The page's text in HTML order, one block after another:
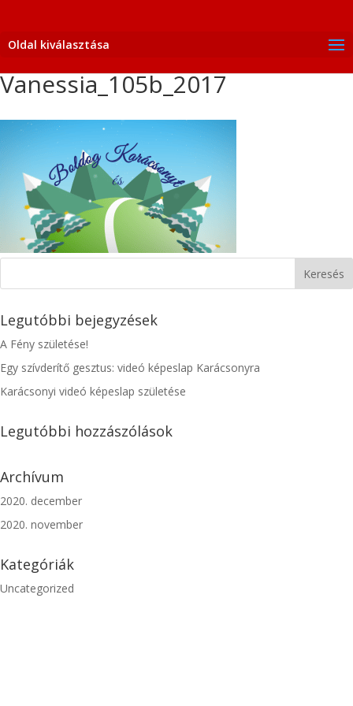
Oldal kiválasztása
Vanessia_105b_2017
Legutóbbi bejegyzések
A Fény születése!
Egy szívderítő gesztus: videó képeslap Karácsonyra
Karácsonyi videó képeslap születése
Legutóbbi hozzászólások
Archívum
2020. december
2020. november
Kategóriák
Uncategorized